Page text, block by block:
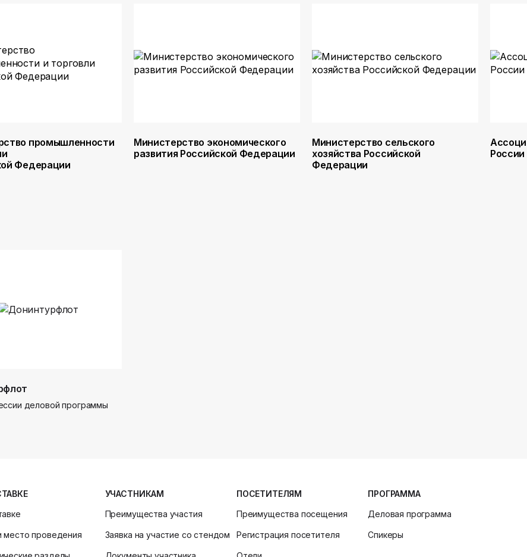
промышленности
Федерации
Министерство экономического
развития Российской Федерации
Министерство сельского
хозяйства Российской
Федерации
России
деловой программы
место проведения
УЧАСТНИКАМ
Преимущества участия
Заявка на участие со стендом
ПОСЕТИТЕЛЯМ
Преимущества посещения
Регистрация посетителя
ПРОГРАММА
Деловая программа
Спикеры